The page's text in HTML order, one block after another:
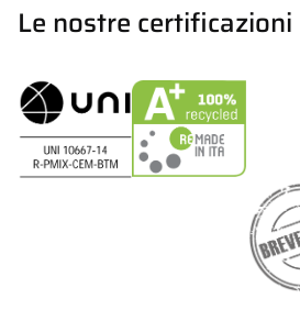
Le nostre certificazioni